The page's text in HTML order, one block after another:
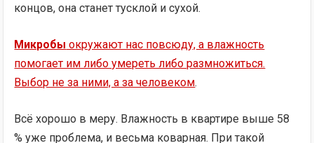
концов, она станет тусклой и сухой.
Микробы окружают нас повсюду, а влажность
помогает им либо умереть либо размножиться.
Выбор не за ними, а за человеком.
Всё хорошо в меру. Влажность в квартире выше 58
% уже проблема, и весьма коварная. При такой